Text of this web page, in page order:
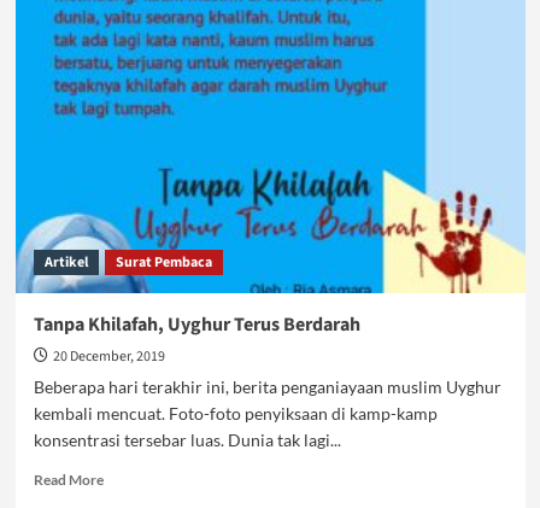
Soal
Ajaran
Islam
Artikel Surat Pembaca
Tanpa Khilafah, Uyghur Terus Berdarah
20 December, 2019
Beberapa hari terakhir ini, berita penganiayaan muslim Uyghur
kembali mencuat. Foto-foto penyiksaan di kamp-kamp
konsentrasi tersebar luas. Dunia tak lagi...
Read MoreRead